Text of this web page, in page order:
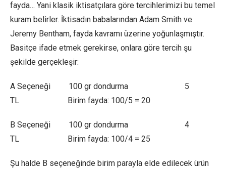
fayda… Yani klasik iktisatçılara göre tercihlerimizi bu temel
kuram belirler. İktisadın babalarından Adam Smith ve
Jeremy Bentham, fayda kavramı üzerine yoğunlaşmıştır.
Basitçe ifade etmek gerekirse, onlara göre tercih şu
şekilde gerçekleşir:
A Seçeneği 100 gr dondurma 5
TL Birim fayda: 100/5 = 20
B Seçeneği 100 gr dondurma 4
TL Birim fayda: 100/4 = 25
Şu halde B seçeneğinde birim parayla elde edilecek ürün